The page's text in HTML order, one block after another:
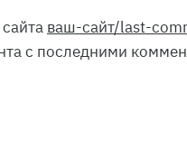
ваш-сайт/last-
с последними